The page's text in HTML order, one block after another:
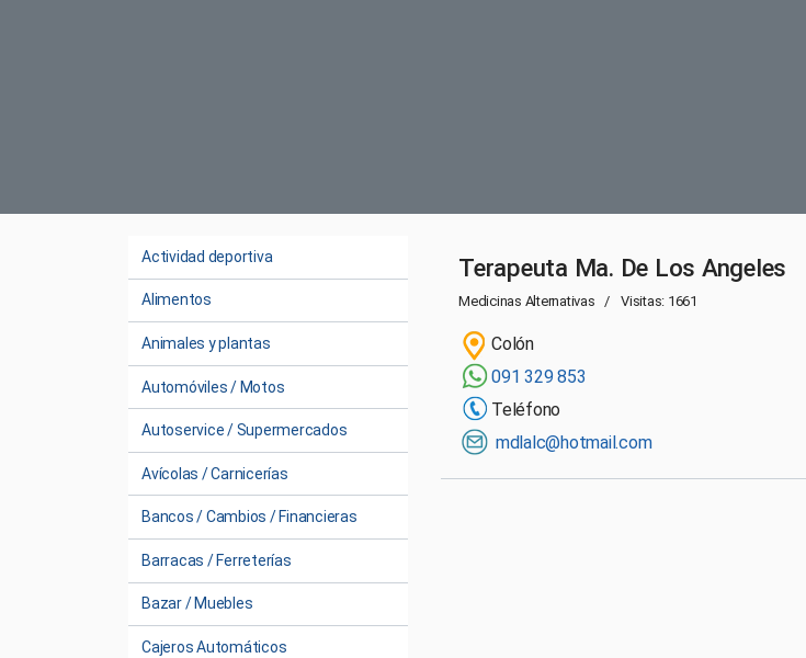
Actividad deportiva
Alimentos
Animales y plantas
Automóviles / Motos
Autoservice / Supermercados
Avícolas / Carnicerías
Bancos / Cambios / Financieras
Barracas / Ferreterías
Bazar / Muebles
Cajeros Automáticos
Terapeuta Ma. De Los Angeles
Medicinas Alternativas Visitas: 1661
Colón
091 329 853
Teléfono
mdlalc@hotmail.com